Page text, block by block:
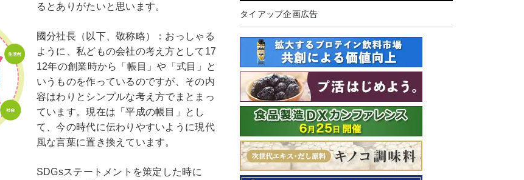
るとありがたいと思います。
國分社長（以下、敬称略）：おっしゃる
ように、私どもの会社の考え方として17
12年の創業時から「帳目」や「式目」と
いうものを作っているのですが、その内
容はわりとシンプルな考え方でまとまっ
ています。現在は「平成の帳目」とし
て、今の時代に伝わりやすいように現代
風な言葉に置き換えています。
SDGsステートメントを策定した時に
タイアップ企画広告